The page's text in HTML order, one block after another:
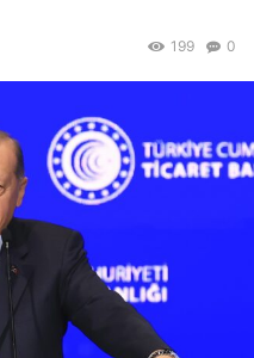
0
199